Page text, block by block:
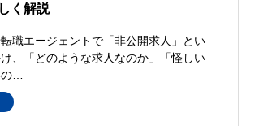
く解説
職エージェントで「非公開求人」とい
、「どのような求人なのか」「怪しい
…